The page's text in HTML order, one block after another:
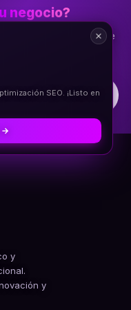
negocio?
tu idea al siguiente
y
y
SEO. ¡Listo en
→